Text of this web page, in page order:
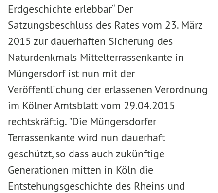
Erdgeschichte erlebbar“ Der
Satzungsbeschluss des Rates vom 23. März
2015 zur dauerhaften Sicherung des
Naturdenkmals Mittelterrassenkante in
Müngersdorf ist nun mit der
Veröffentlichung der erlassenen Verordnung
im Kölner Amtsblatt vom 29.04.2015
rechtskräftig. "Die Müngersdorfer
Terrassenkante wird nun dauerhaft
geschützt, so dass auch zukünftige
Generationen mitten in Köln die
Entstehungsgeschichte des Rheins und